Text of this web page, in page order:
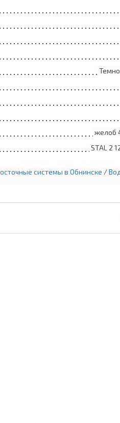
желоб
STAL 2
системы в Обнинске /